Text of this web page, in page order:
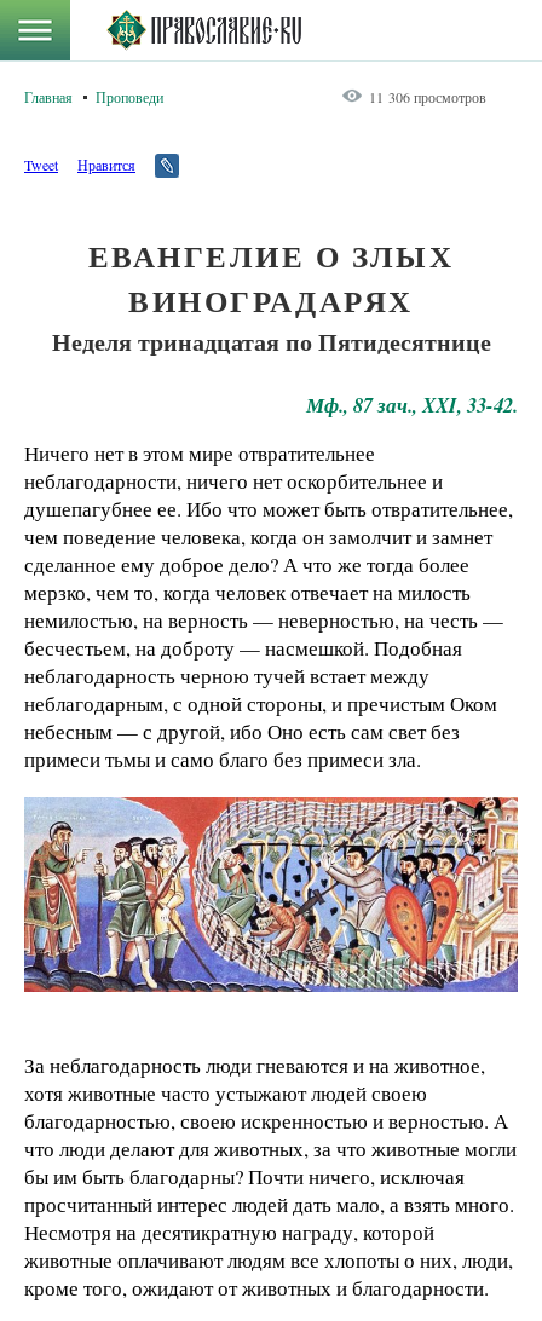
Главная Проповеди 11 306 просмотров
Tweet Нравится
ЕВАНГЕЛИЕ О ЗЛЫХ
ВИНОГРАДАРЯХ
Неделя тринадцатая по Пятидесятнице
Мф., 87 зач., XXI, 33-42.
Ничего нет в этом мире отвратительнее
неблагодарности, ничего нет оскорбительнее и
душепагубнее ее. Ибо что может быть отвратительнее,
чем поведение человека, когда он замолчит и замнет
сделанное ему доброе дело? А что же тогда более
мерзко, чем то, когда человек отвечает на милость
немилостью, на верность — неверностью, на честь —
бесчестьем, на доброту — насмешкой. Подобная
неблагодарность черною тучей встает между
неблагодарным, с одной стороны, и пречистым Оком
небесным — с другой, ибо Оно есть сам свет без
примеси тьмы и само благо без примеси зла.
За неблагодарность люди гневаются и на животное,
хотя животные часто устыжают людей своею
благодарностью, своею искренностью и верностью. А
что люди делают для животных, за что животные могли
бы им быть благодарны? Почти ничего, исключая
просчитанный интерес людей дать мало, а взять много.
Несмотря на десятикратную награду, которой
животные оплачивают людям все хлопоты о них, люди,
кроме того, ожидают от животных и благодарности.